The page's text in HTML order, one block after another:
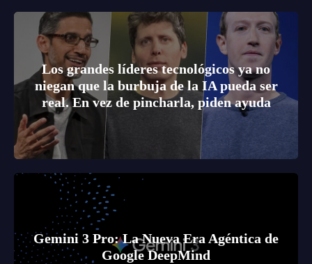
Los grandes líderes tecnológicos ya no
niegan que la burbuja de la IA pueda ser
real. En vez de pincharla, piden ayuda
Gemini 3 Pro: La Nueva Era Agéntica de
Google DeepMind